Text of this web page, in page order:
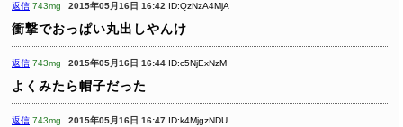
返信 743mg 2015年05月16日 16:42 ID:QzNzA4MjA
衝撃でおっぱい丸出しやんけ
返信 743mg 2015年05月16日 16:44 ID:c5NjExNzM
よくみたら帽子だった
返信 743mg 2015年05月16日 16:47 ID:k4MjgzNDU